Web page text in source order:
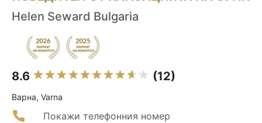
Helen Seward Bulgaria
8.6 (12)
Варна, Varna
Покажи телефонния номер